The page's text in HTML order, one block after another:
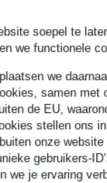
soepel te
we functionele
we
samen met
de EU,
stellen ons
onze website
gebruikers-
we je ervaring
on)
maple)